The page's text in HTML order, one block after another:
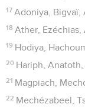
17 Adoniya, Bigvaï,
18 Ather, Ezéchias,
19 Hodiya,
20 Hariph, Anatoth,
21 Magpiach,
22 Mechézabeel,